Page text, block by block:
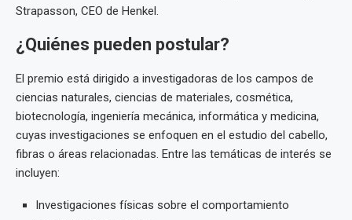
Strapasson, CEO de Henkel.
¿Quiénes pueden postular?
El premio está dirigido a investigadoras de los campos de
ciencias naturales, ciencias de materiales, cosmética,
biotecnología, ingeniería mecánica, informática y medicina,
cuyas investigaciones se enfoquen en el estudio del cabello,
fibras o áreas relacionadas. Entre las temáticas de interés se
incluyen:
Investigaciones físicas sobre el comportamiento